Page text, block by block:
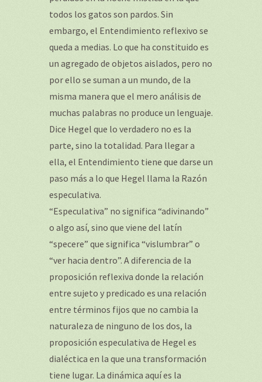
todos los gatos son pardos. Sin
embargo, el Entendimiento reflexivo se
queda a medias. Lo que ha constituido es
un agregado de objetos aislados, pero no
por ello se suman a un mundo, de la
misma manera que el mero análisis de
muchas palabras no produce un lenguaje.
Dice Hegel que lo verdadero no es la
parte, sino la totalidad. Para llegar a
ella, el Entendimiento tiene que darse un
paso más a lo que Hegel llama la Razón
especulativa.
“Especulativa” no significa “adivinando”
o algo así, sino que viene del latín
“specere” que significa “vislumbrar” o
“ver hacia dentro”. A diferencia de la
proposición reflexiva donde la relación
entre sujeto y predicado es una relación
entre términos fijos que no cambia la
naturaleza de ninguno de los dos, la
proposición especulativa de Hegel es
dialéctica en la que una transformación
tiene lugar. La dinámica aquí es la